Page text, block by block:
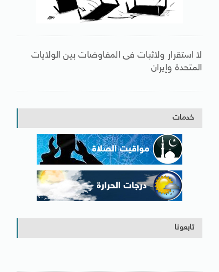
لا استقرار ولاثبات فى المفاوضات بين الولايات
المتحدة وإيران
خدمات
تابعونا